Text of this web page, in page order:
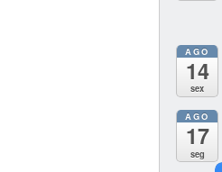
AGO
14
sex
AGO
17
seg